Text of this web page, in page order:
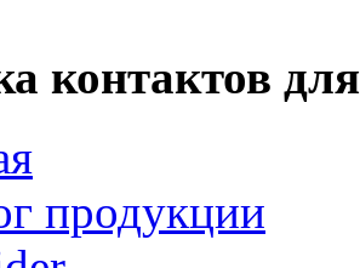
контактов
продукции